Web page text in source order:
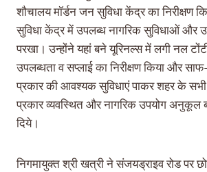
शौचालय मॉर्डन जन सुविधा केंद्र का निरीक्षण
सुविधा केंद्र में उपलब्ध नागरिक सुविधाओं और
परखा। उन्होंने यहां बने यूरिनल्स में लगी नल
उपलब्धता व सप्लाई का निरीक्षण किया और
प्रकार की आवश्यक सुविधाएं पाकर शहर के
प्रकार व्यवस्थित और नागरिक उपयोग अनुकूल
दिये।
निगमायुक्त श्री खत्री ने संजयड्राइव रोड पर